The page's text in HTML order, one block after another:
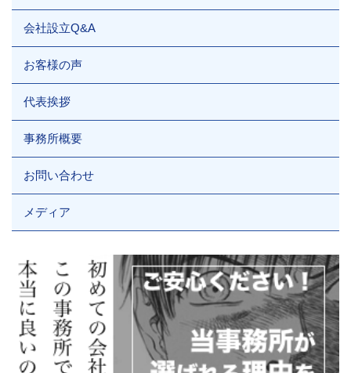
会社設立Q&A
お客様の声
代表挨拶
事務所概要
お問い合わせ
メディア